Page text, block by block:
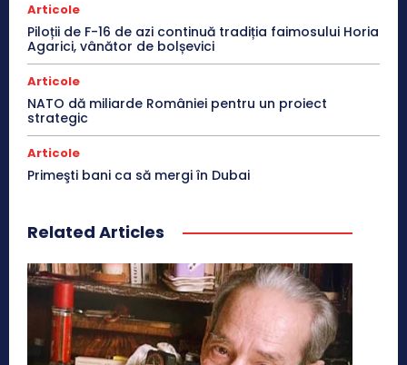
Articole
Piloții de F-16 de azi continuă tradiția faimosului Horia
Agarici, vânător de bolșevici
Articole
NATO dă miliarde României pentru un proiect
strategic
Articole
Primeşti bani ca să mergi în Dubai
Related Articles